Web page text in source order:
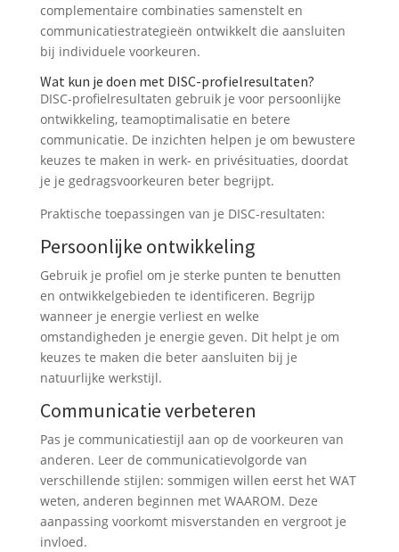
complementaire combinaties samenstelt en
communicatiestrategieën ontwikkelt die aansluiten
bij individuele voorkeuren.
Wat kun je doen met DISC-profielresultaten?
DISC-profielresultaten gebruik je voor persoonlijke
ontwikkeling, teamoptimalisatie en betere
communicatie. De inzichten helpen je om bewustere
keuzes te maken in werk- en privésituaties, doordat
je je gedragsvoorkeuren beter begrijpt.
Praktische toepassingen van je DISC-resultaten:
Persoonlijke ontwikkeling
Gebruik je profiel om je sterke punten te benutten
en ontwikkelgebieden te identificeren. Begrijp
wanneer je energie verliest en welke
omstandigheden je energie geven. Dit helpt je om
keuzes te maken die beter aansluiten bij je
natuurlijke werkstijl.
Communicatie verbeteren
Pas je communicatiestijl aan op de voorkeuren van
anderen. Leer de communicatievolgorde van
verschillende stijlen: sommigen willen eerst het WAT
weten, anderen beginnen met WAAROM. Deze
aanpassing voorkomt misverstanden en vergroot je
invloed.